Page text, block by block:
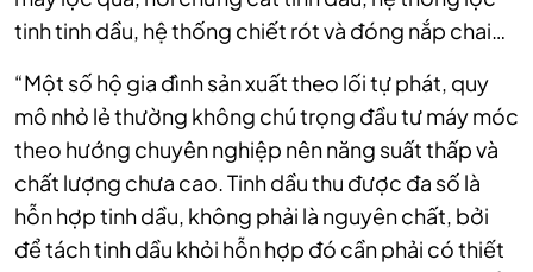
tinh tinh dầu, hệ thống chiết rót và đóng nắp chai…
“Một số hộ gia đình sản xuất theo lối tự phát, quy
mô nhỏ lẻ thường không chú trọng đầu tư máy móc
theo hướng chuyên nghiệp nên năng suất thấp và
chất lượng chưa cao. Tinh dầu thu được đa số là
hỗn hợp tinh dầu, không phải là nguyên chất, bởi
để tách tinh dầu khỏi hỗn hợp đó cần phải có thiết